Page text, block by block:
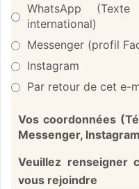
WhatsApp
international)
Messenger (profil
Instagram
Par retour de cet e-
Vos coordonnées
Messenger,
Veuillez renseigner
vous rejoindre